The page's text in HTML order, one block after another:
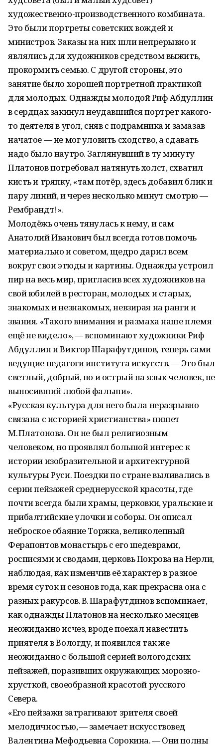
художественно-производственного комбината.
Это были портреты советских вождей и
министров. Заказы на них шли непрерывно и
являлись для художников средством выжить,
прокормить семью. С другой стороны, это
занятие было хорошей портретной практикой
для молодых. Однажды молодой Риф Абдуллин
в сердцах закинул неудавшийся портрет какого-
то деятеля в угол, сняв с подрамника и замазав
начатое — не мог уловить сходство, а сдавать
надо было наутро. Заглянувший в ту минуту
Платонов потребовал натянуть холст, схватил
кисть и тряпку, «там потёр, здесь добавил блик и
пару линий, и через несколько минут смотрю —
Рембрандт!».
Молодёжь очень тянулась к нему, и сам
Анатолий Иванович был всегда готов помочь
материально и советом, щедро дарил всем
вокруг свои этюды и картины. Однажды устроил
пир на весь мир, пригласив всех художников на
свой юбилей в ресторан, молодых и старых,
знакомых и незнакомых, невзирая на ранги и
звания. «Такого внимания и размаха наше племя
ещё не видело», — вспоминают художники Риф
Абдуллин и Виктор Шарафутдинов, теперь сами
ведущие педагоги института искусств. — Это был
светлый, добрый, но и острый на язык человек, не
выносивший любой фальши».
«Русская культура для него была неразрывно
связана с историей христианства» пишет
М. Платонова. Он не был религиозным
человеком, но проявлял большой интерес к
истории изобразительной и архитектурной
культуры Руси. Поездки по стране выливались в
серии пейзажей среднерусской красоты, где
почти всегда были храмы, церковки, уральские и
прибалтийские улочки и соборы. Он описал
неброское обаяние Торжка, великолепный
Ферапонтов монастырь с его шедеврами,
росписями и сводами, церковь Покрова на Нерли,
наблюдая, как изменчив её характер в разное
время суток и сезонов года, как прекрасна она с
разных ракурсов. В. Шарафутдинов вспоминает,
как однажды Платонов на несколько месяцев
неожиданно исчез, вроде поехал навестить
приятеля в Вологду, и появился так же
неожиданно с большой серией вологодских
пейзажей, поразивших окружающих морозно-
хрусткой, своеобразной красотой русского
Севера.
«Его пейзажи затрагивают зрителя своей
мелодичностью, — замечает искусствовед
Валентина Мефодьевна Сорокина. — Они полны